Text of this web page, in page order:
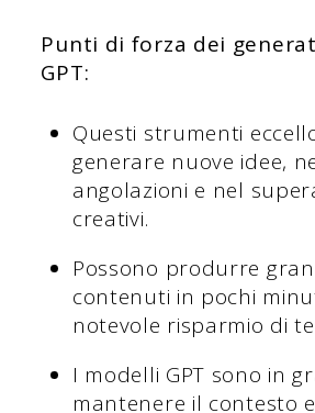
Punti di forza dei
GPT:
Questi strumenti
generare nuove idee,
angolazioni e nel
creativi.
Possono produrre
contenuti in pochi
notevole risparmio di
I modelli GPT sono in
mantenere il contesto